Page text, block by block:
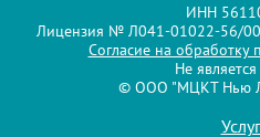
ИНН
Лицензия № Л041-01022-56/
Согласие на обработку
Не
© ООО "МЦКТ Нью